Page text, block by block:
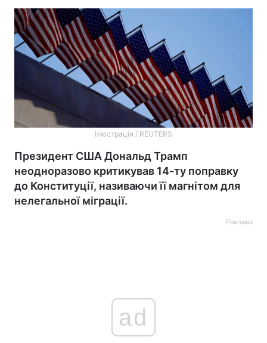
Ілюстрація / REUTERS
Президент США Дональд Трамп
неодноразово критикував 14-ту поправку
до Конституції, називаючи її магнітом для
нелегальної міграції.
Реклама
ad